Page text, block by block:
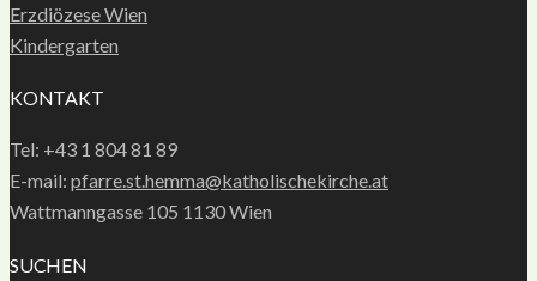
Erzdiözese Wien
Kindergarten
KONTAKT
Tel: +43 1 804 81 89
E-mail: pfarre.st.hemma@katholischekirche.at
Wattmanngasse 105 1130 Wien
SUCHEN